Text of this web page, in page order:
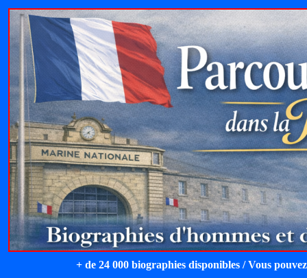
+ de 24 000 biographies disponibles / Vous